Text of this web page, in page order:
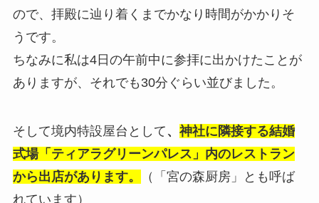
ので、拝殿に辿り着くまでかなり時間がかかりそ
うです。
ちなみに私は4日の午前中に参拝に出かけたことが
ありますが、それでも30分ぐらい並びました。
そして境内特設屋台として 、 神社に隣接する結婚
式場「ティアラグリーンパレス」内のレストラン
から出店があります。
（「宮の森厨房」とも呼ば
れています）